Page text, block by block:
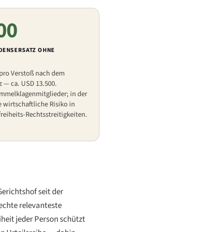
OHNE
Verstoß nach dem
ca. USD 13.500.
in der
wirtschaftliche Risiko in
Rechtsstreitigkeiten.
seit der
relevanteste
jeder Person schützt